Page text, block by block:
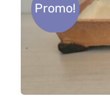
Promo!
DÉTAILS